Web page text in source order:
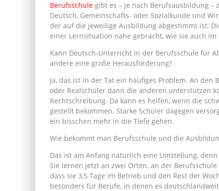
Berufsschule gibt es – je nach Berufsausbildung –
Deutsch, Gemeinschafts- oder Sozialkunde und
der auf die jeweilige Ausbildung abgestimmt ist.
einer Lernsituation nahe gebracht, wie sie auch
Kann Deutsch-Unterricht in der Berufsschule für
andere eine große Herausforderung?
Ja, das ist in der Tat ein häufiges Problem. An
oder Realschüler dann die anderen unterstützen
Rechtschreibung. Da kann es helfen, wenn die
gestellt bekommen. Starke Schüler dagegen
ein bisschen mehr in die Tiefe gehen.
Wie bekommt man Berufsschule und die
Das ist am Anfang natürlich eine Umstellung,
Sie lernen jetzt an zwei Orten, an der
dass sie 3,5 Tage im Betrieb und den Rest der
besonders für Berufe, in denen es